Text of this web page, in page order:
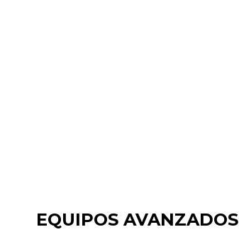
EQUIPOS AVANZADOS